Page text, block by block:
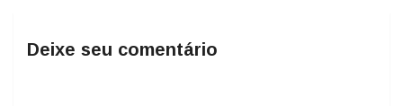
Deixe seu comentário